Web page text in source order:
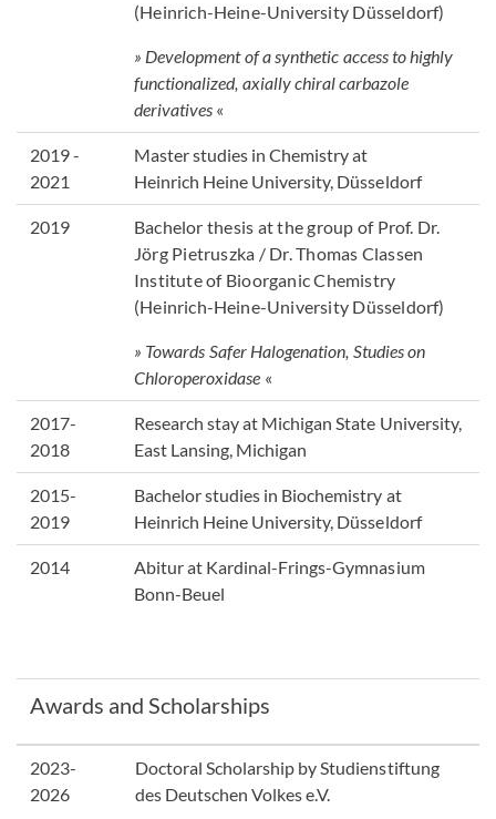
(Heinrich-Heine-University Düsseldorf)
» Development of a synthetic access to highly
functionalized, axially chiral carbazole
derivatives «
2019 -
2021
Master studies in Chemistry at
Heinrich Heine University, Düsseldorf
2019
Bachelor thesis at the group of Prof. Dr.
Jörg Pietruszka / Dr. Thomas Classen
Institute of Bioorganic Chemistry
(Heinrich-Heine-University Düsseldorf)
» Towards Safer Halogenation, Studies on
Chloroperoxidase «
2017-
2018
Research stay at Michigan State University,
East Lansing, Michigan
2015-
2019
Bachelor studies in Biochemistry at
Heinrich Heine University, Düsseldorf
2014
Abitur at Kardinal-Frings-Gymnasium
Bonn-Beuel
Awards and Scholarships
2023-
2026
Doctoral Scholarship by Studienstiftung
des Deutschen Volkes e.V.